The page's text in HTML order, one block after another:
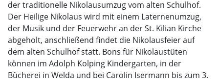
der traditionelle Nikolausumzug vom alten Schulhof.
Der Heilige Nikolaus wird mit einem Laternenumzug,
der Musik und der Feuerwehr an der St. Kilian Kirche
abgeholt, anschließend findet die Nikolausfeier auf
dem alten Schulhof statt. Bons für Nikolaustüten
können im Adolph Kolping Kindergarten, in der
Bücherei in Welda und bei Carolin Isermann bis zum 3.